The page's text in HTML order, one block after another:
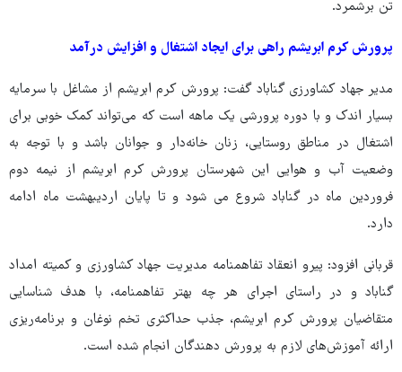
تن برشمرد.
پرورش کرم ابریشم راهی برای ایجاد اشتغال و افزایش درآمد
مدیر جهاد کشاورزی گناباد گفت: پرورش کرم ابریشم از مشاغل با سرمایه
بسیار اندک و با دوره پرورشی یک ماهه است که می‌تواند کمک خوبی برای
اشتغال در مناطق روستایی، زنان خانه‌دار و جوانان باشد و با توجه به
وضعیت آب و هوایی این شهرستان پرورش کرم ابریشم از نیمه دوم
فروردین‌ ماه در گناباد شروع می شود و تا پایان اردیبهشت ماه ادامه
دارد.
قربانی افزود: پیرو انعقاد تفاهمنامه مدیریت جهاد کشاورزی و کمیته امداد
گناباد و در راستای اجرای هر چه بهتر تفاهمنامه، با هدف شناسایی
متقاضیان پرورش کرم ابریشم، جذب حداکثری تخم نوغان و برنامه‌ریزی
ارائه آموزش‌های لازم به پرورش دهندگان انجام شده است.